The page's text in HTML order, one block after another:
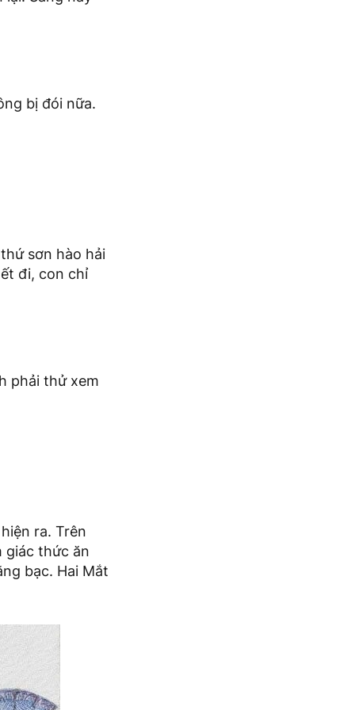
bị đói nữa.
sơn hào hải
đi, con chỉ
phải thử xem
ra. Trên
giác thức ăn
bạc. Hai Mắt